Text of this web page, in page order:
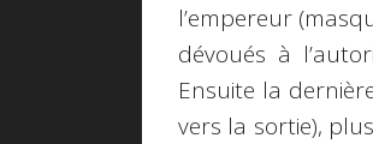
l’empereur
dévoués à
Ensuite la
vers la sortie),